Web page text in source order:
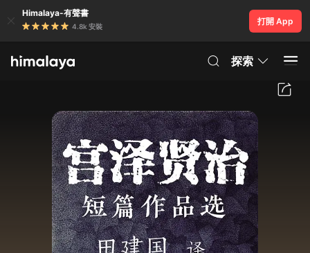
Himalaya-有聲書
4.8k 安裝
打開 App
探索